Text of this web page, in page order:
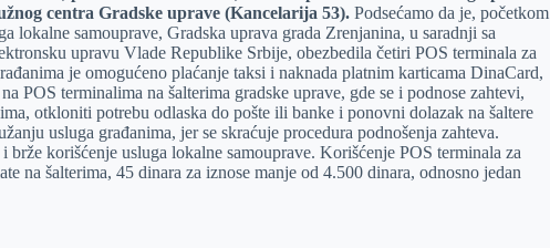
centra Gradske uprave (Kancelarija 53). Podsećamo da je, početkom
lokalne samouprave, Gradska uprava grada Zrenjanina, u saradnji sa
upravu Vlade Republike Srbije, obezbedila četiri POS terminala za
je omogućeno plaćanje taksi i naknada platnim karticama DinaCard,
POS terminalima na šalterima gradske uprave, gde se i podnose zahtevi,
otkloniti potrebu odlaska do pošte ili banke i ponovni dolazak na šaltere
usluga građanima, jer se skraćuje procedura podnošenja zahteva.
brže korišćenje usluga lokalne samouprave. Korišćenje POS terminala za
na šalterima, 45 dinara za iznose manje od 4.500 dinara, odnosno jedan